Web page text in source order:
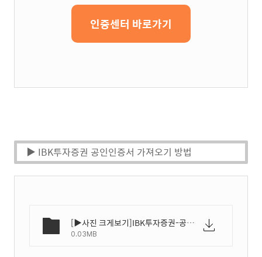
인증센터 바로가기
▶ IBK투자증권 공인인증서 가져오기 방법
[▶사진 크게보기]IBK투자증권-공인인증서-내보내기-가져오기-방법-02.webp
0.03MB